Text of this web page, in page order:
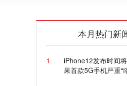
本月热门新
1
iPhone12发布时间
果首款5G手机严重“